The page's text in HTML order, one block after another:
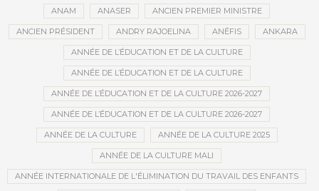
ANAM ANASER ANCIEN PREMIER MINISTRE
ANCIEN PRÉSIDENT ANDRY RAJOELINA ANÉFIS ANKARA
ANNÉE DE L’ÉDUCATION ET DE LA CULTURE
ANNÉE DE L’ÉDUCATION ET DE LA CULTURE
ANNÉE DE L’ÉDUCATION ET DE LA CULTURE 2026-2027
ANNÉE DE L’ÉDUCATION ET DE LA CULTURE 2026-2027
ANNÉE DE LA CULTURE ANNÉE DE LA CULTURE 2025
ANNÉE DE LA CULTURE MALI
ANNÉE INTERNATIONALE DE L'ÉLIMINATION DU TRAVAIL DES ENFANTS